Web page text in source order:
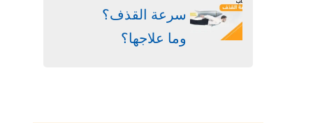
سرعة القذف؟
وما علاجها؟